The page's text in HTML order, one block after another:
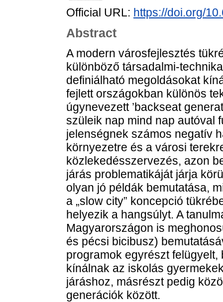
Official URL: https://doi.org/
Abstract
A modern városfejlesztés
különböző társadalmi-
definiálható megoldásokat
fejlett országokban különös
úgynevezett ’backseat
szüleik nap mind nap autóval
jelenségnek számos negatív
környezetre és a városi
közlekedésszervezés, azon
járás problematikáját járja
olyan jó példák bemutatása,
a „slow city” koncepció
helyezik a hangsúlyt. A
Magyarországon is
és pécsi bicibusz)
programok egyrészt
kínálnak az iskolás
járáshoz, másrészt pedig
generációk között.